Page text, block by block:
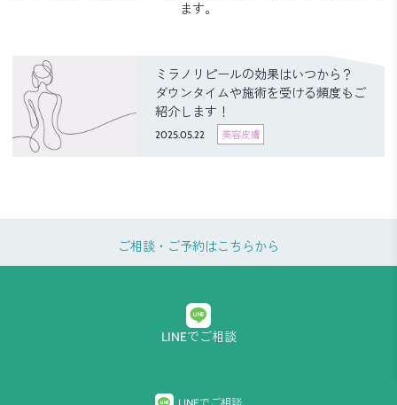
ます。
ミラノリピールの効果はいつから？
ダウンタイムや施術を受ける頻度もご
紹介します！
2025.05.22 美容皮膚
ご相談・ご予約はこちらから
LINEでご相談
LINEでご相談
プライバシーポリシー